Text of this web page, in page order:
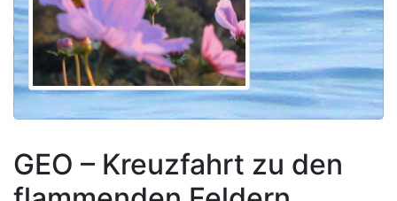
GEO – Kreuzfahrt zu den